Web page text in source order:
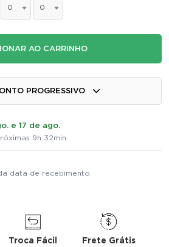
0 0
AO CARRINHO
PROGRESSIVO
e 17 de ago.
9h 32min.
data de recebimento.
Troca Fácil
Frete Grátis